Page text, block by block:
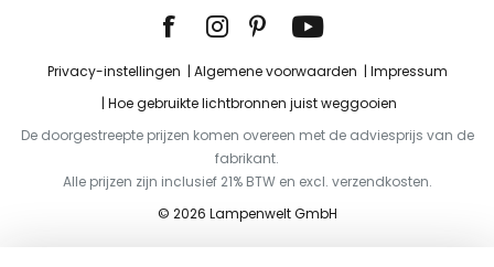
Privacy-instellingen Algemene voorwaarden
Impressum
Hoe gebruikte lichtbronnen juist weggooien
De doorgestreepte prijzen komen overeen met de adviesprijs van de
fabrikant.
Alle prijzen zijn inclusief 21% BTW en excl. verzendkosten.
© 2026 Lampenwelt GmbH